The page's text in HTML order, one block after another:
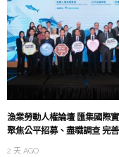
漁業勞動人權論壇 匯集國際
聚焦公平招募、盡職調查 完
2 天 AGO